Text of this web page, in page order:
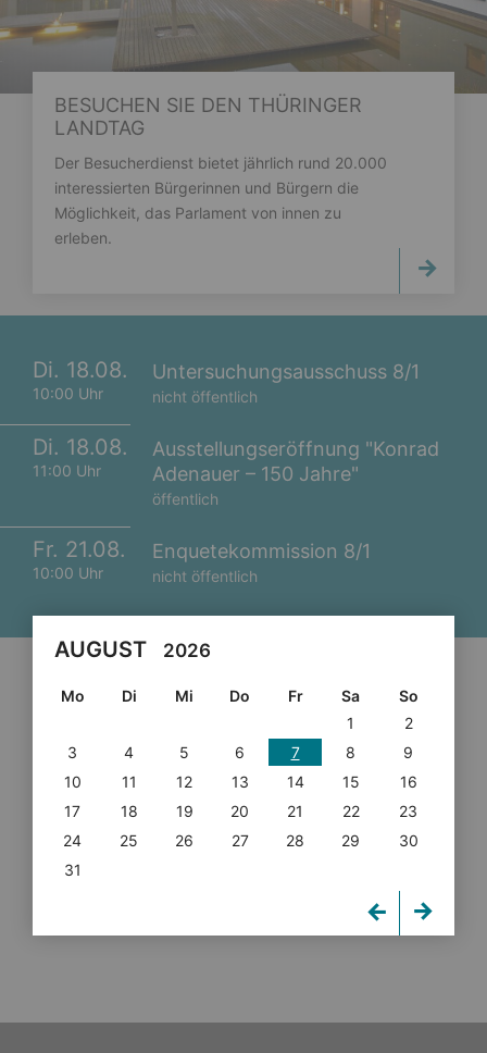
BESUCHEN SIE DEN THÜRINGER
LANDTAG
Der Besucherdienst bietet jährlich rund 20.000
interessierten Bürgerinnen und Bürgern die
Möglichkeit, das Parlament von innen zu
erleben.
Di. 18.08.
10:00 Uhr
Untersuchungsausschuss 8/1
nicht öffentlich
Di. 18.08.
11:00 Uhr
Ausstellungseröffnung "Konrad
Adenauer – 150 Jahre"
öffentlich
Fr. 21.08.
10:00 Uhr
Enquetekommission 8/1
nicht öffentlich
AUGUST 2026
Mo Di Mi Do Fr Sa
So
1
2
3
4 5 6 7 8
9
10
11 12 13 14 15
16
17
18 19 20 21 22
23
24
25 26 27 28 29
30
31